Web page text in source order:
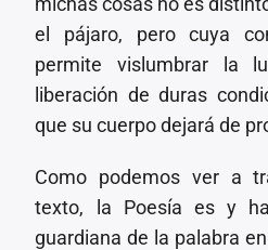
el pájaro, pero cuya
permite vislumbrar la
liberación de duras
que su cuerpo dejará de
Como podemos ver a
texto, la Poesía es y
guardiana de la palabra